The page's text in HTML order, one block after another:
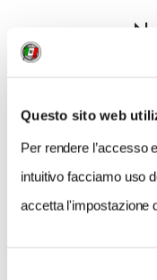
Questo sito web
Per rendere l’accesso
intuitivo facciamo uso
accetta l'impostazione